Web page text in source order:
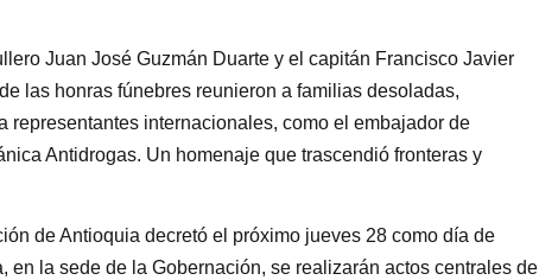
Juan José Guzmán Duarte y el capitán Francisco Javier
las honras fúnebres reunieron a familias desoladas,
representantes internacionales, como el embajador de
Antidrogas. Un homenaje que trascendió fronteras y
de Antioquia decretó el próximo jueves 28 como día de
en la sede de la Gobernación, se realizarán actos centrales de